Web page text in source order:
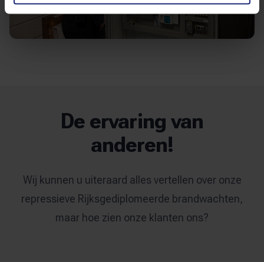
De ervaring van
anderen!
Wij kunnen u uiteraard alles vertellen over onze
repressieve Rijksgediplomeerde brandwachten,
maar hoe zien onze klanten ons?